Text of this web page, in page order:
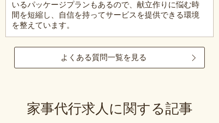
いるパッケージプランもあるので、献立作りに悩む時
間を短縮し、自信を持ってサービスを提供できる環境
を整えています。
よくある質問一覧を見る
家事代行求人に関する記事